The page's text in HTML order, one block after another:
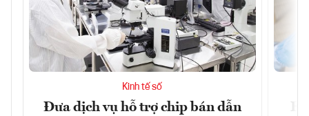
Kinh tế số
Đưa dịch vụ hỗ trợ chip bán dẫn